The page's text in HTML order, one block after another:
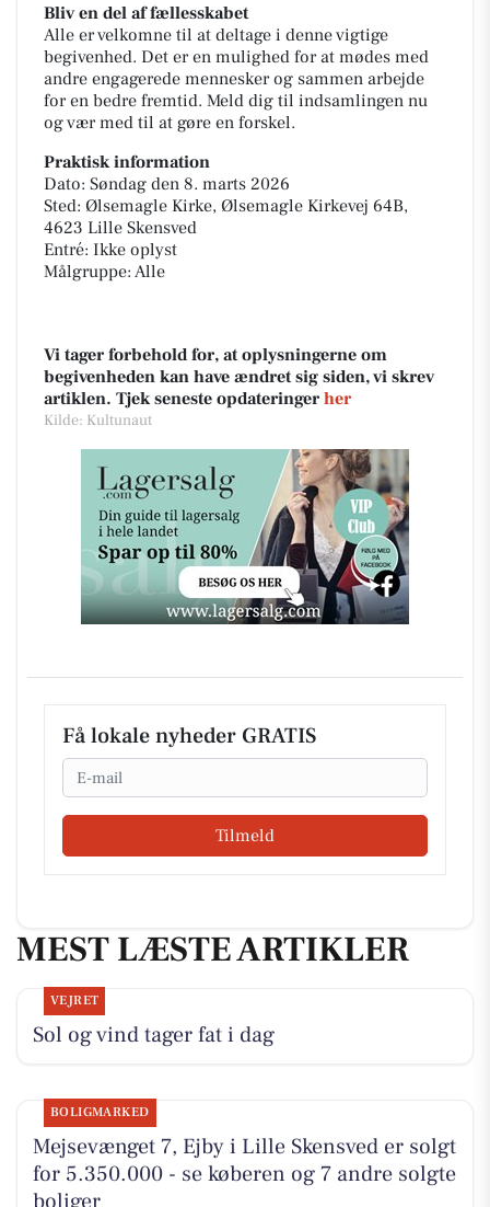
Bliv en del af fællesskabet
Alle er velkomne til at deltage i denne vigtige
begivenhed. Det er en mulighed for at mødes med
andre engagerede mennesker og sammen arbejde
for en bedre fremtid. Meld dig til indsamlingen nu
og vær med til at gøre en forskel.
Praktisk information
Dato: Søndag den 8. marts 2026
Sted: Ølsemagle Kirke, Ølsemagle Kirkevej 64B,
4623 Lille Skensved
Entré: Ikke oplyst
Målgruppe: Alle
Vi tager forbehold for, at oplysningerne om
begivenheden kan have ændret sig siden, vi skrev
artiklen. Tjek seneste opdateringer her
Kilde: Kultunaut
Få lokale nyheder GRATIS
Email
Tilmeld
MEST LÆSTE ARTIKLER
VEJRET
Sol og vind tager fat i dag
BOLIGMARKED
Mejsevænget 7, Ejby i Lille Skensved er solgt
for 5.350.000 - se køberen og 7 andre solgte